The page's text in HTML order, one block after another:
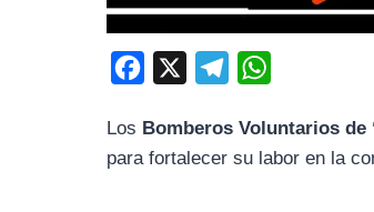
c
e
l
e
a
t
Los Bomberos Voluntarios de
para fortalecer su labor en la